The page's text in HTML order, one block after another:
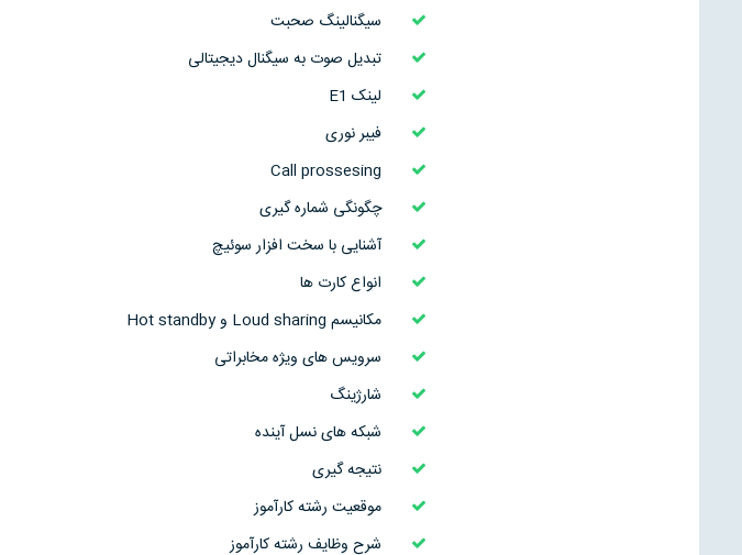
سيگنالينگ صحبت
تبديل صوت به سيگنال ديجيتالی
لينک E1
فيبر نوری
چگونگی شماره گيری
آشنايی با سخت افزار سوئيچ
انواع کارت ها
مکانيسم Loud sharing و Hot standby
سرويس های ويژه مخابراتی
شارژينگ
شبکه های نسل آينده
نتيجه گيری
موقعيت رشته کارآموز
شرح وظايف رشته کارآموز